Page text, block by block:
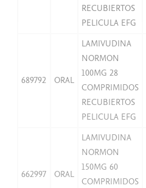
RECUBIERTOS
PELICULA EFG
689792 ORAL
LAMIVUDINA
NORMON
100MG 28
COMPRIMIDOS
RECUBIERTOS
PELICULA EFG
662997 ORAL
LAMIVUDINA
NORMON
150MG 60
COMPRIMIDOS